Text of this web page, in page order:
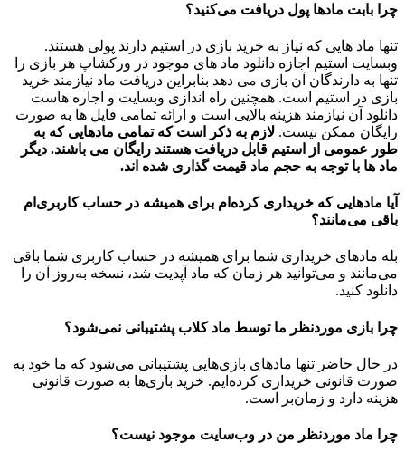
چرا بابت مادها پول دریافت می‌کنید؟
تنها ماد هایی که نیاز به خرید بازی در استیم دارند پولی هستند.
وبسایت استیم اجازه دانلود ماد های موجود در ورکشاپ هر بازی را
تنها به دارندگان آن بازی می دهد بنابراین دریافت ماد نیازمند خرید
بازی در استیم است. همچنین راه اندازی وبسایت و اجاره هاست
دانلود آن نیازمند هزینه بالایی است و ارائه تمامی فایل ها به صورت
رایگان ممکن نیست. لازم به ذکر است که تمامی مادهایی که به
طور عمومی از استیم قابل دریافت هستند رایگان می باشند. دیگر
ماد ها با توجه به حجم ماد قیمت گذاری شده اند.
آیا مادهایی که خریداری کرده‌ام برای همیشه در حساب‌ کاربری‌ام
باقی می‌مانند؟
بله مادهای خریداری شما برای همیشه در حساب کاربری شما باقی
می‌مانند و می‌توانید هر زمان که ماد آپدیت شد، نسخه به‌روز آن را
دانلود کنید.
چرا بازی موردنظر ما توسط ماد کلاب پشتیبانی نمی‌شود؟
در حال حاضر تنها مادهای بازی‌هایی پشتیبانی می‌شود که ما خود به
صورت قانونی خریداری کرده‌ایم. خرید بازی‌ها به صورت قانونی
هزینه دارد و زمان‌بر است.
چرا ماد موردنظر من در وب‌سایت موجود نیست؟